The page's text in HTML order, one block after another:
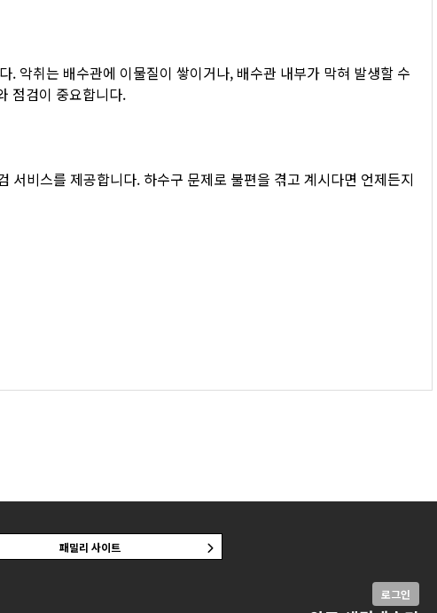
악취는 배수관에 이물질이 쌓이거나, 배수관 내부가 막혀 발생할 수
점검이 중요합니다.
비스를 제공합니다. 하수구 문제로 불편을 겪고 계시다면 언제든지
로그인
패밀리 사이트